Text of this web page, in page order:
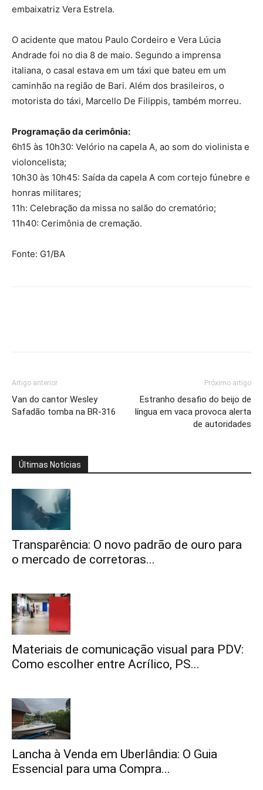
embaixatriz Vera Estrela.
O acidente que matou Paulo Cordeiro e Vera Lúcia
Andrade foi no dia 8 de maio. Segundo a imprensa
italiana, o casal estava em um táxi que bateu em um
caminhão na região de Bari. Além dos brasileiros, o
motorista do táxi, Marcello De Filippis, também morreu.
Programação da cerimônia:
6h15 às 10h30: Velório na capela A, ao som do violinista e
violoncelista;
10h30 às 10h45: Saída da capela A com cortejo fúnebre e
honras militares;
11h: Celebração da missa no salão do crematório;
11h40: Cerimônia de cremação.
Fonte: G1/BA
Artigo anterior
Van do cantor Wesley
Safadão tomba na BR-316
Próximo artigo
Estranho desafio do beijo de
língua em vaca provoca alerta
de autoridades
Últimas Notícias
Transparência: O novo padrão de ouro para
o mercado de corretoras...
Materiais de comunicação visual para PDV:
Como escolher entre Acrílico, PS...
Lancha à Venda em Uberlândia: O Guia
Essencial para uma Compra...